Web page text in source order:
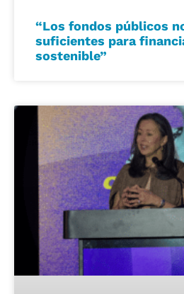
“Los fondos públicos
suficientes para
sostenible”